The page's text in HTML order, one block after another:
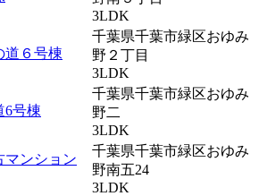
3LDK
道６号棟
千葉県千葉市緑区おゆみ
野２丁目
3LDK
6号棟
千葉県千葉市緑区おゆみ
野二
3LDK
マンション
千葉県千葉市緑区おゆみ
野南五24
3LDK